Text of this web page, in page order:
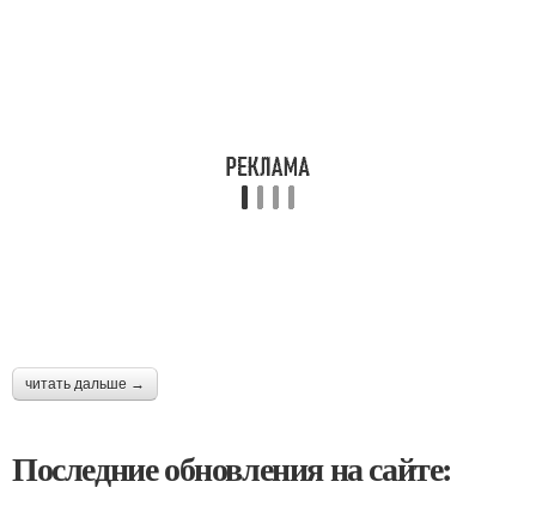
читать дальше →
Последние обновления на сайте: